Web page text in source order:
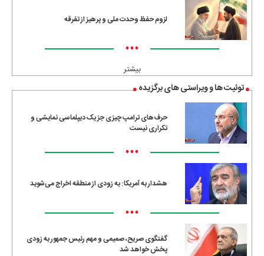
لزوم حفظ وحدت ملی و پرهیز از تفرقه
•••
بیشتر
توئیت ها و ویراستی های برگزیده
حرف‌های ترامپ چیزی جز یک دیپلماسی نمایشی و
تکراری نیست
•••
هشدار به آمریکا: به زودی از منطقه اخراج می‌شوید
•••
گفتگوی صریح، صمیمی و مهم رئیس جمهور به زودی
پخش خواهد شد